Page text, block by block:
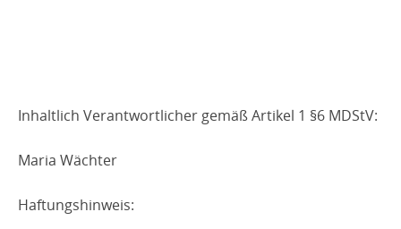
Inhaltlich Verantwortlicher gemäß Artikel 1 §6 MDStV:
Maria Wächter
Haftungshinweis: